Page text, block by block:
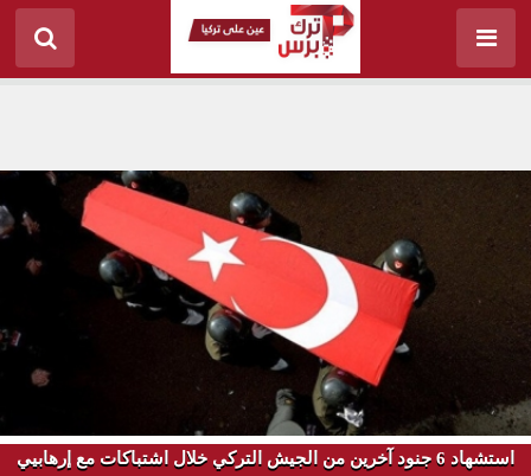
استشهاد 6 جنود آخرين من الجيش التركي خلال اشتباكات مع إرهابيي